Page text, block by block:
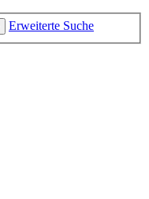
Erweiterte Suche